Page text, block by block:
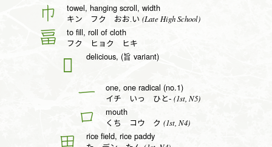
巾 towel, hanging scroll, width
キン フク おお.い (Late High School)
畐 to fill, roll of cloth
フク ヒョク ヒキ
𠮛 delicious, (旨 variant)
一 one, one radical (no.1)
イチ いっ ひと- (1st, N5)
口 mouth
くち コウ ク (1st, N4)
田 rice field, rice paddy